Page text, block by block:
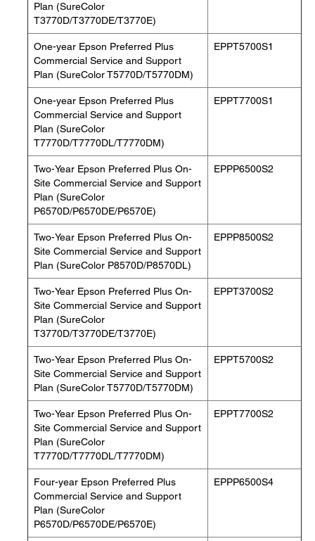
Plan (SureColor
T3770D/T3770DE/T3770E)
One-year Epson Preferred Plus
Commercial Service and Support
Plan (SureColor T5770D/T5770DM)
EPPT5700S1
One-year Epson Preferred Plus
Commercial Service and Support
Plan (SureColor
T7770D/T7770DL/T7770DM)
EPPT7700S1
Two-Year Epson Preferred Plus On-
Site Commercial Service and Support
Plan (SureColor
P6570D/P6570DE/P6570E)
EPPP6500S2
Two-Year Epson Preferred Plus On-
Site Commercial Service and Support
Plan (SureColor P8570D/P8570DL)
EPPP8500S2
Two-Year Epson Preferred Plus On-
Site Commercial Service and Support
Plan (SureColor
T3770D/T3770DE/T3770E)
EPPT3700S2
Two-Year Epson Preferred Plus On-
Site Commercial Service and Support
Plan (SureColor T5770D/T5770DM)
EPPT5700S2
Two-Year Epson Preferred Plus On-
Site Commercial Service and Support
Plan (SureColor
T7770D/T7770DL/T7770DM)
EPPT7700S2
Four-year Epson Preferred Plus
Commercial Service and Support
Plan (SureColor
P6570D/P6570DE/P6570E)
EPPP6500S4